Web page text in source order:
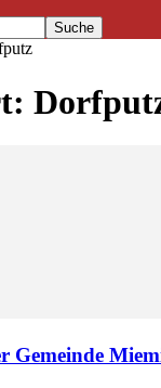
Gemeinde